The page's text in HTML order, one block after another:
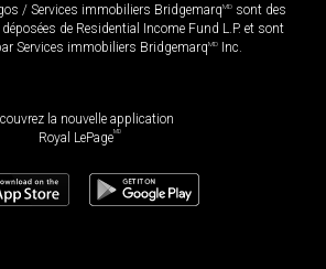
/ Services immobiliers BridgemarqMD sont des
de Residential Income Fund L.P. et sont
Services immobiliers BridgemarqMD Inc.
la nouvelle application
Royal LePageMD